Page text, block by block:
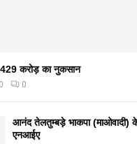
करोड़ का नुकसान
0
आनंद तेलतुम्बड़े भाकपा (माओवादी)
एनआईए